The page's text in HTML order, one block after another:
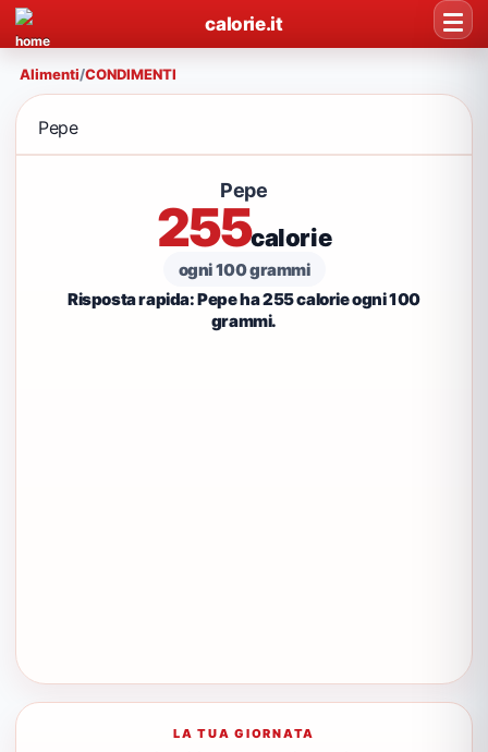
calorie.it
Alimenti/CONDIMENTI
Pepe
Pepe
255calorie
ogni 100 grammi
Risposta rapida: Pepe ha 255 calorie ogni 100
grammi.
LA TUA GIORNATA